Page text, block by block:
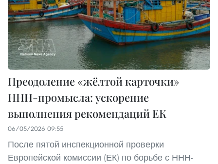
Преодоление «жёлтой карточки»
ННН-промысла: ускорение
выполнения рекомендаций ЕК
06/05/2026 09:55
После пятой инспекционной проверки
Европейской комиссии (ЕК) по борьбе с ННН-